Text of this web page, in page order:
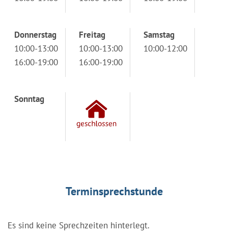
Donnerstag
10:00-13:00
16:00-19:00
Freitag
10:00-13:00
16:00-19:00
Samstag
10:00-12:00
Sonntag
Terminsprechstunde
Es sind keine Sprechzeiten hinterlegt.